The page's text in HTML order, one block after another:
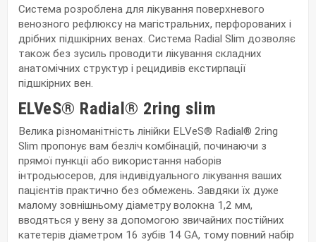
Система розроблена для лікування поверхневого
венозного рефлюксу на магістральних, перфорованих і
дрібних підшкірних венах. Система Radial Slim дозволяє
також без зусиль проводити лікування складних
анатомічних структур і рецидивів екстирпації
підшкірних вен.
ELVeS® Radial® 2ring slim
Велика різноманітність лінійки ELVeS® Radial® 2ring
Slim пропонує вам безліч комбінацій, починаючи з
прямої пункції або використання наборів
інтродьюсеров, для індивідуального лікування ваших
пацієнтів практично без обмежень. Завдяки їх дуже
малому зовнішньому діаметру волокна 1,2 мм,
вводяться у вену за допомогою звичайних постійних
катетерів діаметром 16 зубів 14 GA, тому повний набір